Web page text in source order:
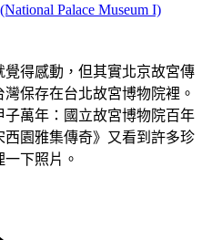
Palace Museum I)
得感動，但其實北京故宮傳
保存在台北故宮博物院裡。
萬年：國立故宮博物院百年
園雅集傳奇》又看到許多珍
下照片。